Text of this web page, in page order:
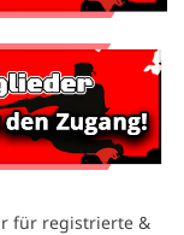
für registrierte &